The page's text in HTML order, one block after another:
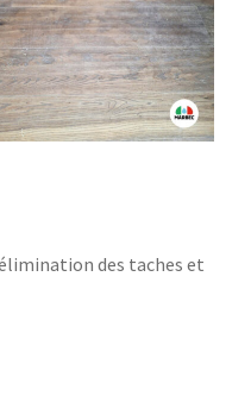
des taches et